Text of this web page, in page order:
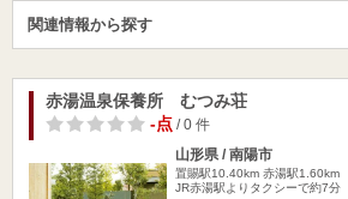
関連情報から探す
赤湯温泉保養所 むつみ荘
-点/ 0 件
山形県 / 南陽市
置賜駅10.40km 赤湯駅1.60km
JR赤湯駅よりタクシーで約7分